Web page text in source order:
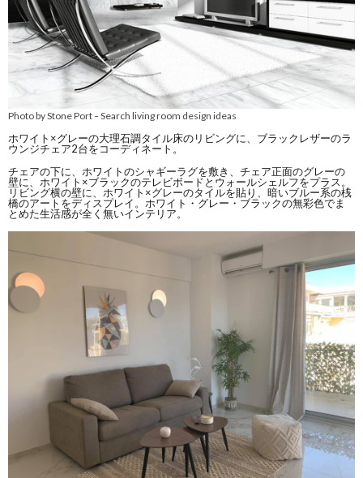
Photo by Stone Port–Search living room design ideas
ホワイト×グレーの大理石調タイル床のリビングに、ブラックレザーのラ
ウンジチェア2台をコーディネート。
チェアの下に、ホワイトのシャギーラグを敷き、チェア正面のグレーの
壁に、ホワイト×ブラックのテレビボードとウォールシェルフをプラス。
リビング横の壁に、ホワイト×グレーのタイルを貼り、暗いブルー系の桟
橋のアートをディスプレイ。ホワイト・グレー・ブラックの無彩色でま
とめた生活感が全く無いインテリア。